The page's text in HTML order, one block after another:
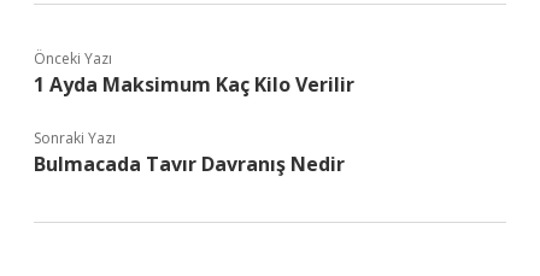
Önceki Yazı
1 Ayda Maksimum Kaç Kilo Verilir
Sonraki Yazı
Bulmacada Tavır Davranış Nedir